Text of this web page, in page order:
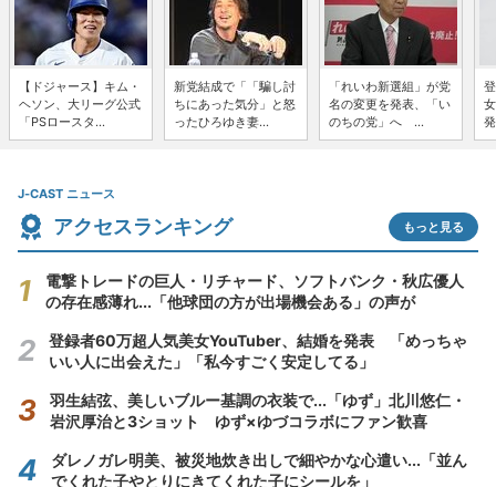
【ドジャース】キム・
ヘソン、大リーグ公式
「PSロースタ...
新党結成で「「騙し討
ちにあった気分」と怒
ったひろゆき妻...
「れいわ新選組」が党
名の変更を発表、「い
のちの党」へ ...
J-CAST ニュース
アクセスランキング もっと見る
電撃トレードの巨人・リチャード、ソフトバンク・秋広優人
の存在感薄れ...「他球団の方が出場機会ある」の声が
登録者60万超人気美女YouTuber、結婚を発表 「めっちゃ
いい人に出会えた」「私今すごく安定してる」
羽生結弦、美しいブルー基調の衣装で...「ゆず」北川悠仁・
岩沢厚治と3ショット ゆず×ゆづコラボにファン歓喜
ダレノガレ明美、被災地炊き出しで細やかな心遣い...「並ん
でくれた子やとりにきてくれた子にシールを」